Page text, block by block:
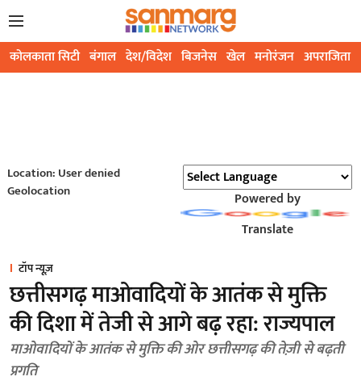
कोलकाता सिटी बंगाल देश/विदेश बिजनेस खेल मनोरंजन अपराजिता
Location: User denied
Geolocation
Powered by
Translate
टॉप न्यूज़
छत्तीसगढ़ माओवादियों के आतंक से मुक्ति
की दिशा में तेजी से आगे बढ़ रहा: राज्यपाल
माओवादियों के आतंक से मुक्ति की ओर छत्तीसगढ़ की तेज़ी से बढ़ती
प्रगति